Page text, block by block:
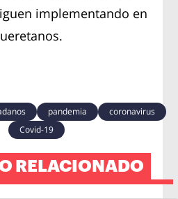
implementando en
pandemia
coronavirus
Covid-19
RELACIONADO